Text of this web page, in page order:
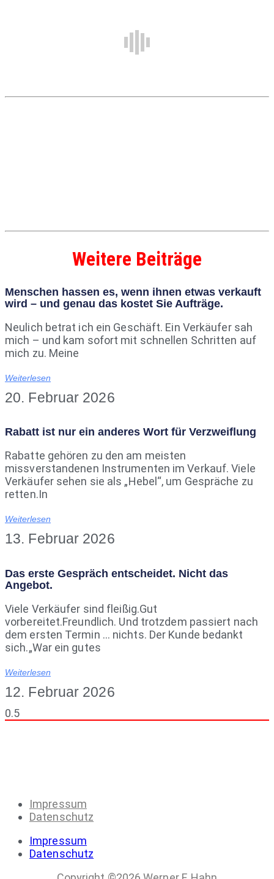
Weitere Beiträge
Menschen hassen es, wenn ihnen etwas verkauft
wird – und genau das kostet Sie Aufträge.
Neulich betrat ich ein Geschäft. Ein Verkäufer sah
mich – und kam sofort mit schnellen Schritten auf
mich zu. Meine
Weiterlesen
20. Februar 2026
Rabatt ist nur ein anderes Wort für Verzweiflung
Rabatte gehören zu den am meisten
missverstandenen Instrumenten im Verkauf. Viele
Verkäufer sehen sie als „Hebel“, um Gespräche zu
retten.In
Weiterlesen
13. Februar 2026
Das erste Gespräch entscheidet. Nicht das
Angebot.
Viele Verkäufer sind fleißig.Gut
vorbereitet.Freundlich. Und trotzdem passiert nach
dem ersten Termin … nichts. Der Kunde bedankt
sich.„War ein gutes
Weiterlesen
12. Februar 2026
Impressum
Datenschutz
Impressum
Datenschutz